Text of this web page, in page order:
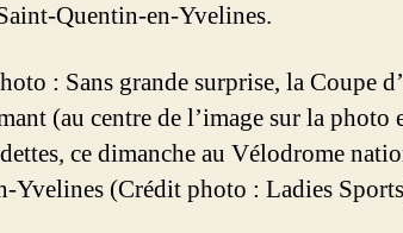
Quentin-en-Yvelines.
: Sans grande surprise, la Coupe
(au centre de l’image sur la photo
ce dimanche au Vélodrome
Yvelines (Crédit photo : Ladies